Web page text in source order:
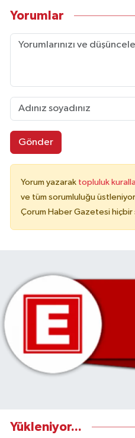
Yorumlar
Gönder
Yorum yazarak topluluk
ve tüm sorumluluğu
Çorum Haber Gazetesi
Yükleniyor...